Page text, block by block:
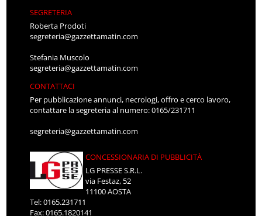
SEGRETERIA
Roberta Prodoti
segreteria@gazzettamatin.com
Stefania Muscolo
segreteria@gazzettamatin.com
CONTATTACI
Per pubblicazione annunci, necrologi, offro e cerco lavoro,
contattare la segreteria al numero: 0165/231711
segreteria@gazzettamatin.com
CONCESSIONARIA DI PUBBLICITÀ
LG PRESSE S.R.L.
via Festaz, 52
11100 AOSTA
Tel: 0165.231711
Fax: 0165.1820141